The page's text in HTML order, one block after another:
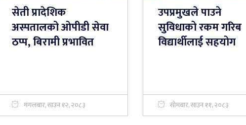
सेती प्रादेशिक
अस्पतालको ओपीडी सेवा
ठप्प, बिरामी प्रभावित
मंगलबार, साउन १२, २०८३
उपप्रमुखले पाउने
सुविधाको रकम गरिब
विद्यार्थीलाई सहयोग
सोमबार, साउन ११, २०८३